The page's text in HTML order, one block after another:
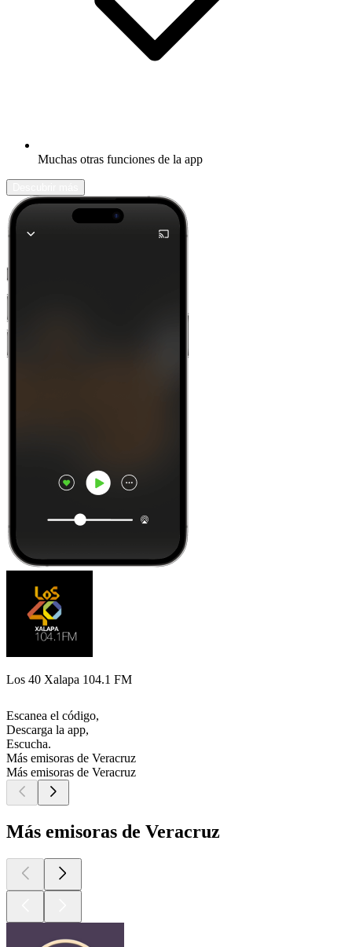
Muchas otras funciones de la app
Los 40 Xalapa 104.1 FM
Escanea el código,
Descarga la app,
Escucha.
Más emisoras de Veracruz
Más emisoras de Veracruz
Más emisoras de Veracruz